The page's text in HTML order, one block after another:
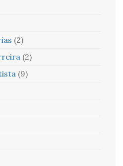
(2)
(2)
(9)